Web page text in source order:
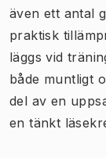
även ett antal
praktisk
läggs vid
både muntligt
del av en
en tänkt